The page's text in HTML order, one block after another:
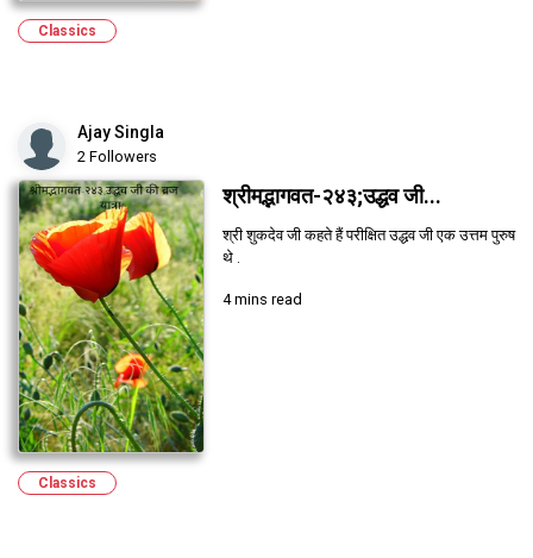
Classics
Ajay Singla
2 Followers
श्रीमद्भागवत-२४३;उद्धव जी...
श्री शुकदेव जी कहते हैं परीक्षित उद्धव जी एक उत्तम पुरुष
थे .
4 mins read
Classics